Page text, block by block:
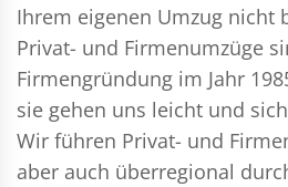
Ihrem eigenen Umzug nicht
Privat- und Firmenumzüge
Firmengründung im Jahr
sie gehen uns leicht und
Wir führen Privat- und
aber auch überregional